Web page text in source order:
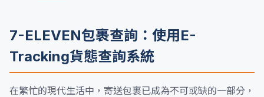
7-ELEVEN包裹查詢：使用E-
Tracking貨態查詢系統
在繁忙的現代生活中，寄送包裹已成為不可或缺的一部分，